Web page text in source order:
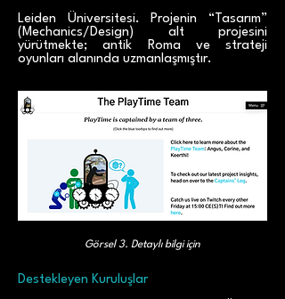
Leiden Üniversitesi. Projenin “Tasarım”
(Mechanics/Design) alt projesini
yürütmekte; antik Roma ve strateji
oyunları alanında uzmanlaşmıştır.
Görsel 3. Detaylı bilgi için
Destekleyen Kuruluşlar